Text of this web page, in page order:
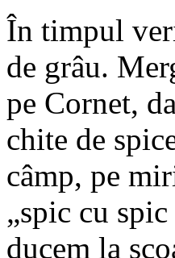
În timpul
de grâu.
pe Cornet,
chite de
câmp, pe
„spic cu
ducem la